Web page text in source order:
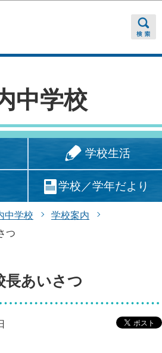
中学校
学校生活
学校／学年だより
中学校
学校案内
つ
長あいさつ